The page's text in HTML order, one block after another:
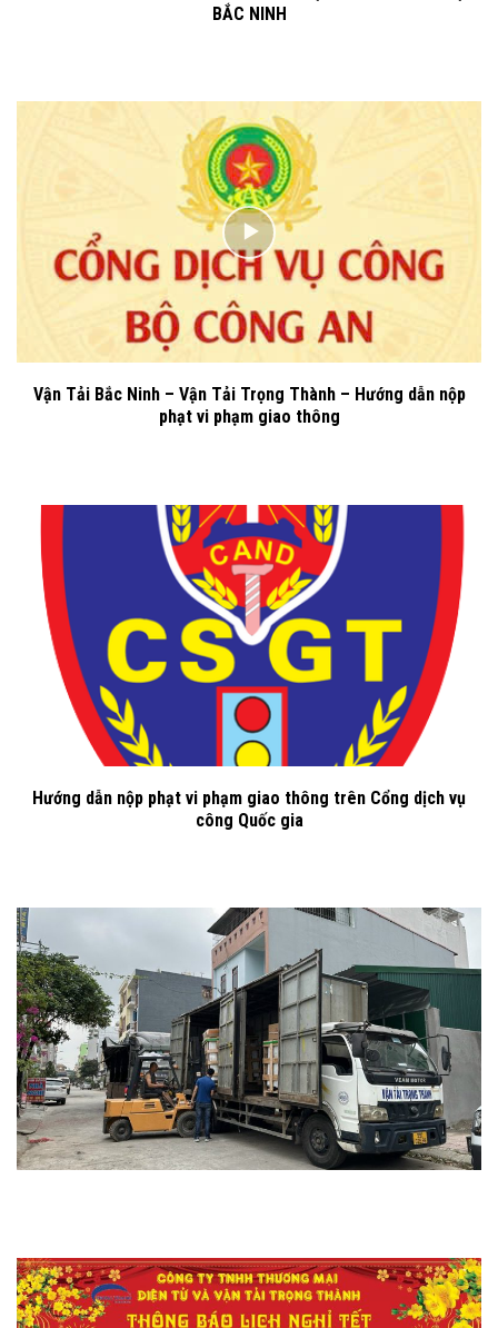
BẮC NINH
Vận Tải Bắc Ninh – Vận Tải Trọng Thành – Hướng dẫn nộp
phạt vi phạm giao thông
Hướng dẫn nộp phạt vi phạm giao thông trên Cổng dịch vụ
công Quốc gia